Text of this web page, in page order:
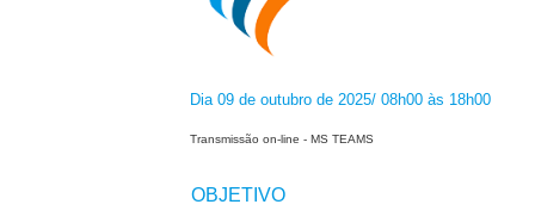
Dia 09 de outubro de 2025/ 08h00 às 18h00
Transmissão on-line - MS TEAMS
OBJETIVO